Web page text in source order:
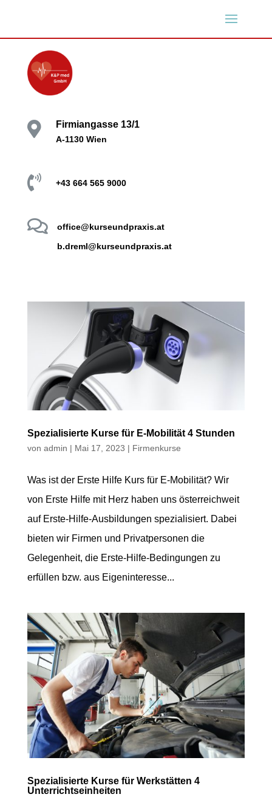
 Firmiangasse 13/1
A-1130 Wien
 +43 664 565 9000

office@kurseundpraxis.at
b.dreml@kurseundpraxis.at
Spezialisierte Kurse für E-Mobilität 4 Stunden
von admin | Mai 17, 2023 | Firmenkurse
Was ist der Erste Hilfe Kurs für E-Mobilität? Wir
von Erste Hilfe mit Herz haben uns österreichweit
auf Erste-Hilfe-Ausbildungen spezialisiert. Dabei
bieten wir Firmen und Privatpersonen die
Gelegenheit, die Erste-Hilfe-Bedingungen zu
erfüllen bzw. aus Eigeninteresse...
Spezialisierte Kurse für Werkstätten 4
Unterrichtseinheiten